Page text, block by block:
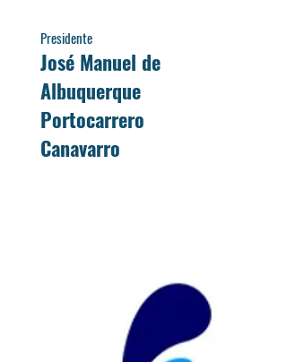
Presidente
José Manuel de
Albuquerque
Portocarrero
Canavarro